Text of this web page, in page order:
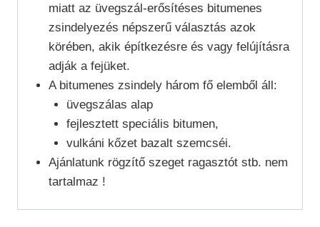
miatt az üvegszál-erősítéses bitumenes
zsindelyezés népszerű választás azok
körében, akik építkezésre és vagy felújításra
adják a fejüket.
A bitumenes zsindely három fő elemből áll:
üvegszálas alap
fejlesztett speciális bitumen,
vulkáni kőzet bazalt szemcséi.
Ajánlatunk rögzítő szeget ragasztót stb. nem
tartalmaz !